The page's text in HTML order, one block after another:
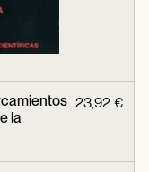
la
23,92 €